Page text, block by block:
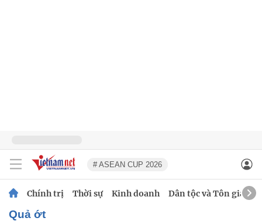
# ASEAN CUP 2026
Chính trị Thời sự Kinh doanh Dân tộc và Tôn giáo
quả ớt